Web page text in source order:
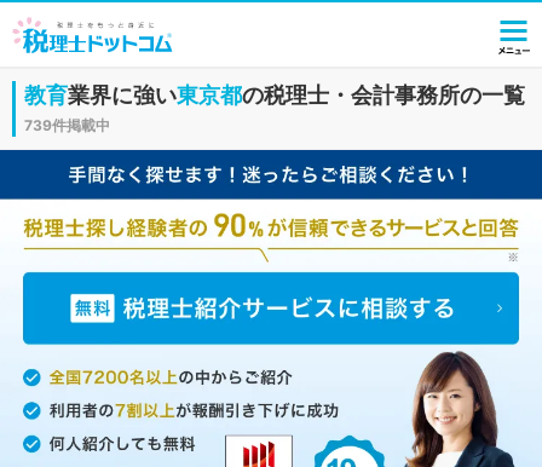
教育業界に強い東京都の税理士・会計事務所の一覧
739件掲載中